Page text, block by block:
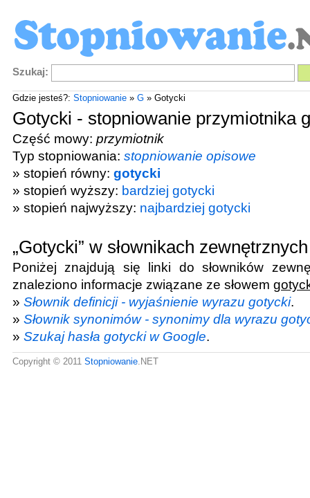
Szukaj:
Gdzie jesteś?: Stopniowanie» G» Gotycki
Gotycki - stopniowanie przymiotnika
Część mowy: przymiotnik
Typ stopniowania: stopniowanie opisowe
» stopień równy: gotycki
» stopień wyższy: bardziej gotycki
» stopień najwyższy: najbardziej gotycki
„Gotycki” w słownikach zewnętrznych
Poniżej znajdują się linki do słowników
znaleziono informacje związane ze słowem
» Słownik definicji - wyjaśnienie wyrazu gotycki.
» Słownik synonimów - synonimy dla wyrazu
» Szukaj hasła gotycki w Google.
Copyright © 2011 Stopniowanie.NET